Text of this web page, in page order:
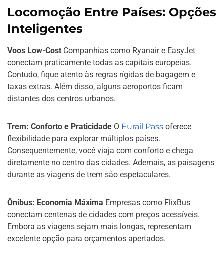
Locomoção Entre Países: Opções
Inteligentes
Voos Low-Cost Companhias como Ryanair e EasyJet
conectam praticamente todas as capitais europeias.
Contudo, fique atento às regras rígidas de bagagem e
taxas extras. Além disso, alguns aeroportos ficam
distantes dos centros urbanos.
Trem: Conforto e Praticidade O Eurail Pass oferece
flexibilidade para explorar múltiplos países.
Consequentemente, você viaja com conforto e chega
diretamente no centro das cidades. Ademais, as paisagens
durante as viagens de trem são espetaculares.
Ônibus: Economia Máxima Empresas como FlixBus
conectam centenas de cidades com preços acessíveis.
Embora as viagens sejam mais longas, representam
excelente opção para orçamentos apertados.